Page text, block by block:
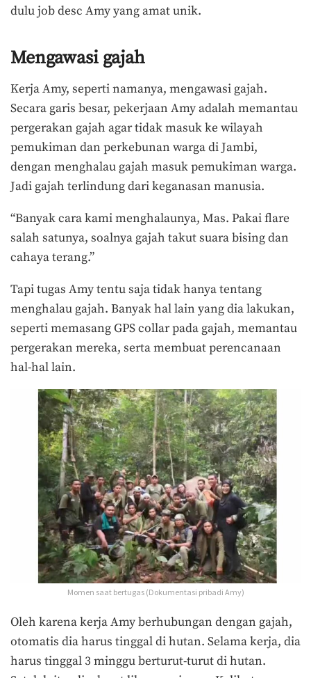
dulu job desc Amy yang amat unik.
Mengawasi gajah
Kerja Amy, seperti namanya, mengawasi gajah.
Secara garis besar, pekerjaan Amy adalah memantau
pergerakan gajah agar tidak masuk ke wilayah
pemukiman dan perkebunan warga di Jambi,
dengan menghalau gajah masuk pemukiman warga.
Jadi gajah terlindung dari keganasan manusia.
“Banyak cara kami menghalaunya, Mas. Pakai flare
salah satunya, soalnya gajah takut suara bising dan
cahaya terang.”
Tapi tugas Amy tentu saja tidak hanya tentang
menghalau gajah. Banyak hal lain yang dia lakukan,
seperti memasang GPS collar pada gajah, memantau
pergerakan mereka, serta membuat perencanaan
hal-hal lain.
Momen saat bertugas (Dokumentasi pribadi Amy)
Oleh karena kerja Amy berhubungan dengan gajah,
otomatis dia harus tinggal di hutan. Selama kerja, dia
harus tinggal 3 minggu berturut-turut di hutan.